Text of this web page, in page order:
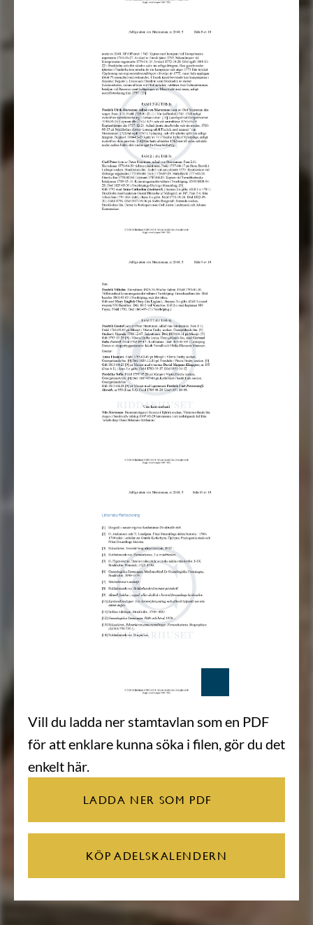
Vill du ladda ner stamtavlan som en PDF
för att enklare kunna söka i filen, gör du det
enkelt här.
LADDA NER SOM PDF
KÖP ADELSKALENDERN